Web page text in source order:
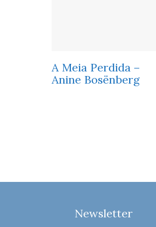
A Meia Perdida –
Anine Bosënberg
Newsletter